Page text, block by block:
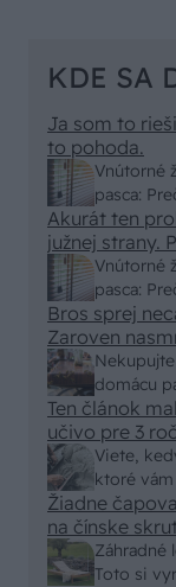
KDE SA
Vnútorné
pasca:
vyriešiť
Ja som to
to pohoda.
Vnútorné
pasca:
vyriešiť
Akurát ten
južnej strany.
vonkajšieho
250x150cm.
eur kus.
domácu
von
Bros sprej
Zaroven
nic zive. Vasa
Skor
Viete,
ktoré
Ten článok
učivo pre 3 ročník
alebo nejaka kniha z VŠ?
malty -
minut , k tomu
Záhradné
Toto si
Žiadne
na čínske
čo sa týka
remeselným